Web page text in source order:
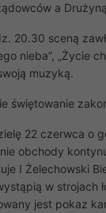
a
20.30 sceną
nieba”, „Życie
muzyką.
świętowanie
22 czerwca o
obchody
I Żelechowski
w strojach
jest pokaz